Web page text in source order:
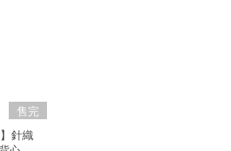
售完
針織